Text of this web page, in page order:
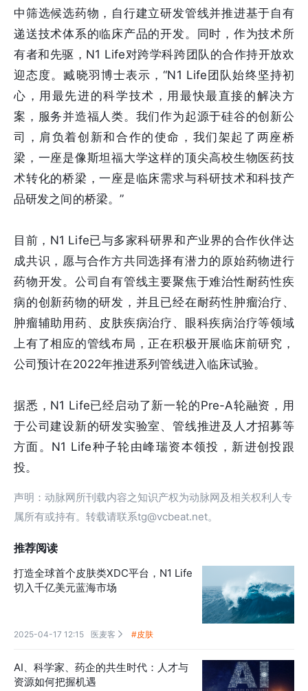
中筛选候选药物，自行建立研发管线并推进基于自有
递送技术体系的临床产品的开发。同时，作为技术所
有者和先驱，N1 Life对跨学科跨团队的合作持开放欢
迎态度。臧晓羽博士表示，“N1 Life团队始终坚持初
心，用最先进的科学技术，用最快最直接的解决方
案，服务并造福人类。我们作为起源于硅谷的创新公
司，肩负着创新和合作的使命，我们架起了两座桥
梁，一座是像斯坦福大学这样的顶尖高校生物医药技
术转化的桥梁，一座是临床需求与科研技术和科技产
品研发之间的桥梁。”
目前，N1 Life已与多家科研界和产业界的合作伙伴达
成共识，愿与合作方共同选择有潜力的原始药物进行
药物开发。公司自有管线主要聚焦于难治性耐药性疾
病的创新药物的研发，并且已经在耐药性肿瘤治疗、
肿瘤辅助用药、皮肤疾病治疗、眼科疾病治疗等领域
上有了相应的管线布局，正在积极开展临床前研究，
公司预计在2022年推进系列管线进入临床试验。
据悉，N1 Life已经启动了新一轮的Pre-A轮融资，用
于公司建设新的研发实验室、管线推进及人才招募等
方面。N1 Life种子轮由峰瑞资本领投，新进创投跟
投。
声明：动脉网所刊载内容之知识产权为动脉网及相关权利人专
属所有或持有。转载请联系tg@vcbeat.net。
推荐阅读
打造全球首个皮肤类XDC平台，N1 Life
切入千亿美元蓝海市场
2025-04-17 12:15 医麦客  #皮肤
AI、科学家、药企的共生时代：人才与
资源如何把握机遇